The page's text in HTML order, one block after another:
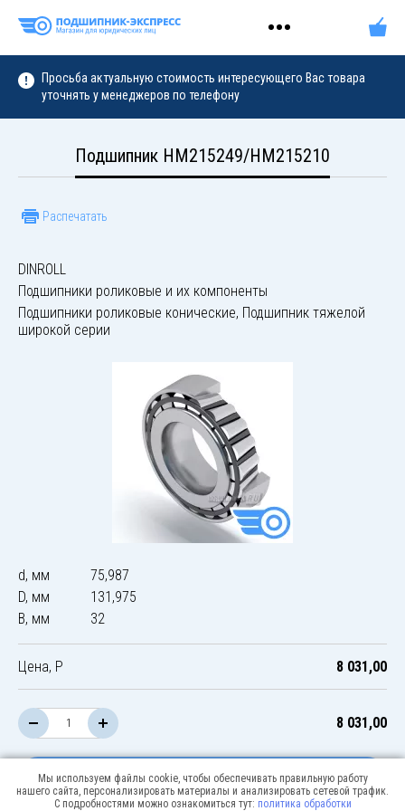
Просьба актуальную стоимость интересующего Вас товара
уточнять у менеджеров по телефону
Подшипник HM215249/HM215210
Распечатать
DINROLL
Подшипники роликовые и их компоненты
Подшипники роликовые конические, Подшипник тяжелой
широкой серии
d, мм
75,987
D, мм
131,975
B, мм
32
Цена, Р 8 031,00
8 031,00
В корзину
Мы используем файлы cookie, чтобы обеспечивать правильную работу
нашего сайта, персонализировать материалы и анализировать сетевой трафик.
С подробностями можно ознакомиться тут: политика обработки